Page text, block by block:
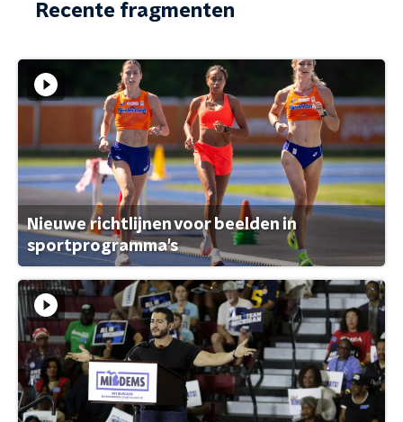
Recente fragmenten
Nieuwe richtlijnen voor beelden in
sportprogramma's